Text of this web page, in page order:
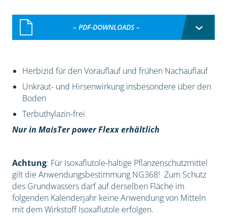
– PDF-DOWNLOADS –
Herbizid für den Vorauflauf und frühen Nachauflauf
Unkraut- und Hirsenwirkung insbesondere über den
Boden
Terbuthylazin-frei
Nur in MaisTer power Flexx erhältlich
Achtung: Für Isoxaflutole-haltige Pflanzenschutzmittel
gilt die Anwendungsbestimmung NG368! Zum Schutz
des Grundwassers darf auf derselben Fläche im
folgenden Kalenderjahr keine Anwendung von Mitteln
mit dem Wirkstoff Isoxaflutole erfolgen.